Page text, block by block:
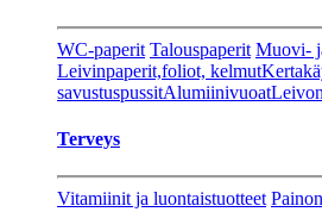
WC-paperit Talouspaperit Muovi-
Leivinpaperit,foliot, kelmut
savustuspussitAlumiinivuoat
Terveys
Vitamiinit ja luontaistuotteet